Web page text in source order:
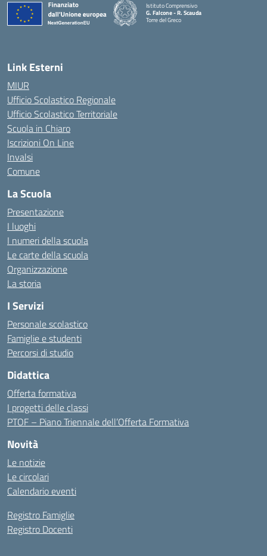
Istituto Comprensivo
G. Falcone - R. Scauda
Torre del Greco
Link Esterni
MIUR
Ufficio Scolastico Regionale
Ufficio Scolastico Territoriale
Scuola in Chiaro
Iscrizioni On Line
Invalsi
Comune
La Scuola
Presentazione
I luoghi
I numeri della scuola
Le carte della scuola
Organizzazione
La storia
I Servizi
Personale scolastico
Famiglie e studenti
Percorsi di studio
Didattica
Offerta formativa
I progetti delle classi
PTOF – Piano Triennale dell’Offerta Formativa
Novità
Le notizie
Le circolari
Calendario eventi
Registro Famiglie
Registro Docenti